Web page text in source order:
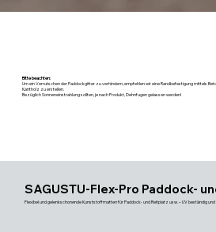
Bitte beachten:
Um ein Verrutschen der Paddockgitter zu verhindern, empfehlen wir eine Randbefestigung mittels
Kantholz zu erstellen.
Bezüglich Sonneneinstrahlung sollten, je nach Produkt, Dehnfugen gelassen werden!
SAGUSTU-Flex-Pro Paddock-
Flexibel und gelenkschonende Kunststoffmatten für Paddock- und Reitplatz usw. – UV beständig